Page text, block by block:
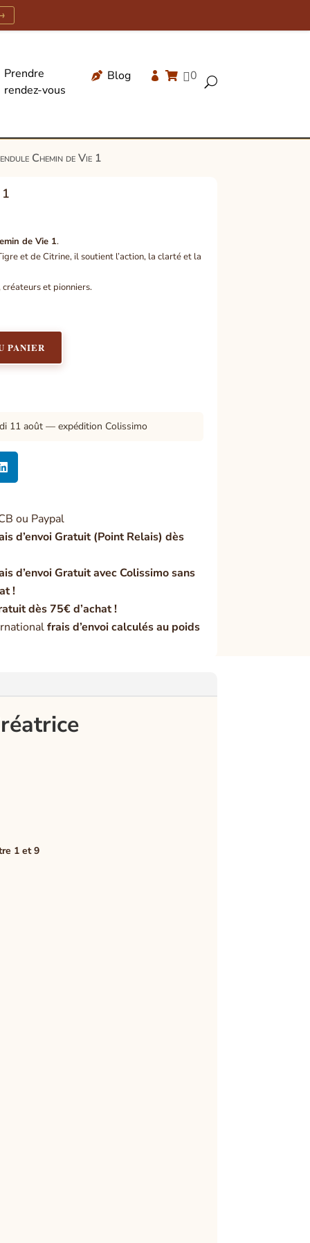
Prendre
rendez-vous
 Blog   0 U
produits
Chemin de Vie 1
de Vie 1.
et de Citrine, il soutient l’action, la clarté et la
et pionniers.
PANIER
11 août — expédition Colissimo
ou Paypal
d’envoi Gratuit (Point Relais) dès
d’envoi Gratuit avec Colissimo sans
!
dès 75€ d’achat !
frais d’envoi calculés au poids
1 et 9